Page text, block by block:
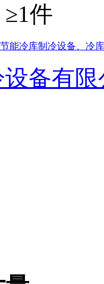
≥1件
能冷库制冷设备、冷
备有限